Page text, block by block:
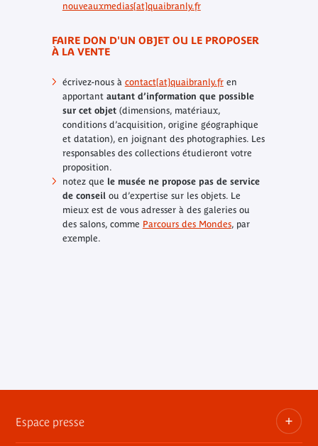
nouveauxmedias[at]quaibranly.fr
FAIRE DON D'UN OBJET OU LE PROPOSER
À LA VENTE
écrivez-nous à contact[at]quaibranly.fren
apportant autant d’information que possible
sur cet objet (dimensions, matériaux,
conditions d’acquisition, origine géographique
et datation), en joignant des photographies. Les
responsables des collections étudieront votre
proposition.
notez que le musée ne propose pas de service
de conseilou d’expertise sur les objets. Le
mieux est de vous adresser à des galeries ou
des salons, comme Parcours des Mondes, par
exemple.
Espace presse